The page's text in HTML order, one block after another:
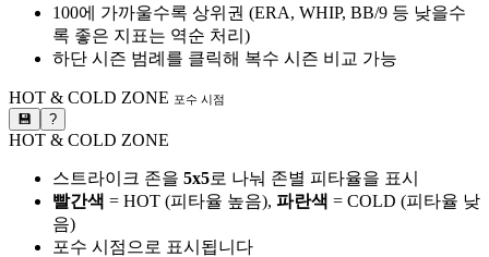
100에 가까울수록 상위권 (ERA, WHIP, BB/9 등 낮을수
록 좋은 지표는 역순 처리)
하단 시즌 범례를 클릭해 복수 시즌 비교 가능
HOT & COLD ZONE 포수 시점
💾 ?
HOT & COLD ZONE
스트라이크 존을 5x5로 나눠 존별 피타율을 표시
빨간색 = HOT (피타율 높음), 파란색 = COLD (피타율 낮
음)
포수 시점으로 표시됩니다